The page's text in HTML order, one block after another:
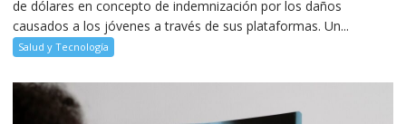
de dólares en concepto de indemnización por los daños
causados a los jóvenes a través de sus plataformas. Un...
Salud y Tecnología